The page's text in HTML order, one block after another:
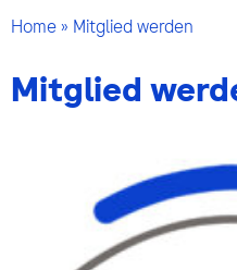
Home» Mitglied werden
Mitglied